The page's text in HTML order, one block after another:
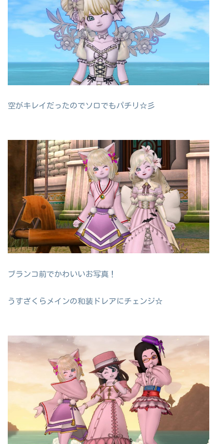
空がキレイだったのでソロでもパチリ☆彡
ブランコ前でかわいいお写真！
うすざくらメインの和装ドレアにチェンジ☆